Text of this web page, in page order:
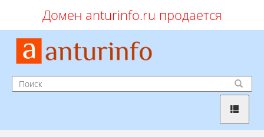
Домен anturinfo.ru продается